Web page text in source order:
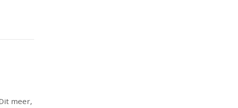
meer,